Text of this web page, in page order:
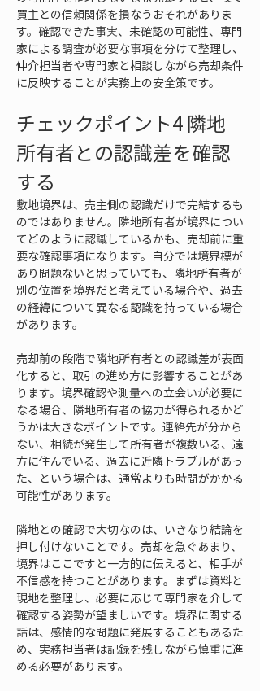
買主との信頼関係を損なうおそれがありま
す。確認できた事実、未確認の可能性、専門
家による調査が必要な事項を分けて整理し、
仲介担当者や専門家と相談しながら売却条件
に反映することが実務上の安全策です。
チェックポイント4 隣地
所有者との認識差を確認
する
敷地境界は、売主側の認識だけで完結するも
のではありません。隣地所有者が境界につい
てどのように認識しているかも、売却前に重
要な確認事項になります。自分では境界標が
あり問題ないと思っていても、隣地所有者が
別の位置を境界だと考えている場合や、過去
の経緯について異なる認識を持っている場合
があります。
売却前の段階で隣地所有者との認識差が表面
化すると、取引の進め方に影響することがあ
ります。境界確認や測量への立会いが必要に
なる場合、隣地所有者の協力が得られるかど
うかは大きなポイントです。連絡先が分から
ない、相続が発生して所有者が複数いる、遠
方に住んでいる、過去に近隣トラブルがあっ
た、という場合は、通常よりも時間がかかる
可能性があります。
隣地との確認で大切なのは、いきなり結論を
押し付けないことです。売却を急ぐあまり、
境界はここですと一方的に伝えると、相手が
不信感を持つことがあります。まずは資料と
現地を整理し、必要に応じて専門家を介して
確認する姿勢が望ましいです。境界に関する
話は、感情的な問題に発展することもあるた
め、実務担当者は記録を残しながら慎重に進
める必要があります。